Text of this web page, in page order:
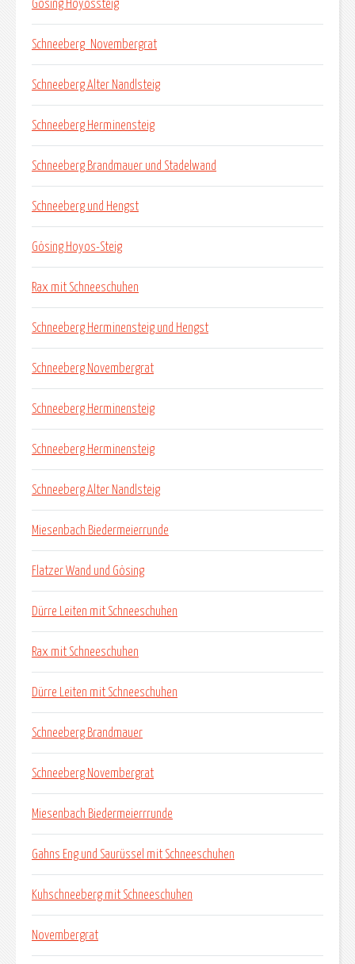
Gösing Hoyossteig
Schneeberg_Novembergrat
Schneeberg Alter Nandlsteig
Schneeberg Herminensteig
Schneeberg Brandmauer und Stadelwand
Schneeberg und Hengst
Gösing Hoyos-Steig
Rax mit Schneeschuhen
Schneeberg Herminensteig und Hengst
Schneeberg Novembergrat
Schneeberg Herminensteig
Schneeberg Herminensteig
Schneeberg Alter Nandlsteig
Miesenbach Biedermeierrunde
Flatzer Wand und Gösing
Dürre Leiten mit Schneeschuhen
Rax mit Schneeschuhen
Dürre Leiten mit Schneeschuhen
Schneeberg Brandmauer
Schneeberg Novembergrat
Miesenbach Biedermeierrrunde
Gahns Eng und Saurüssel mit Schneeschuhen
Kuhschneeberg mit Schneeschuhen
Novembergrat